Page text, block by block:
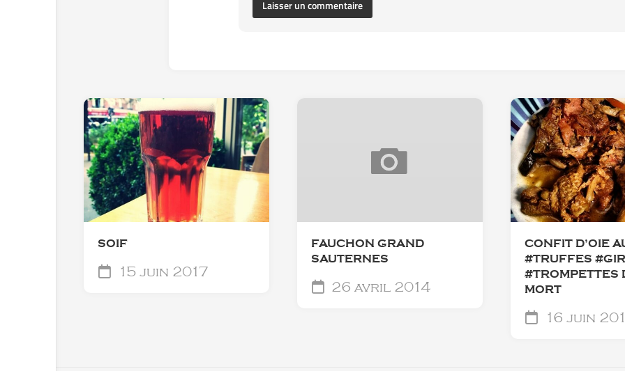
SOIF
15 juin 2017
FAUCHON GRAND
SAUTERNES
26 avril 2014
CONFIT D’OIE
#TRUFFES
#TROMPETTES
MORT
16 juin